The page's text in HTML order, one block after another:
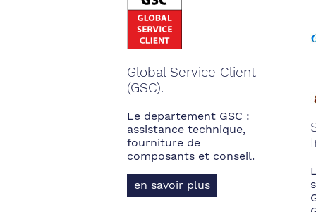
Global Service Client
(GSC).
Le departement GSC :
assistance technique,
fourniture de
composants et conseil.
en savoir plus